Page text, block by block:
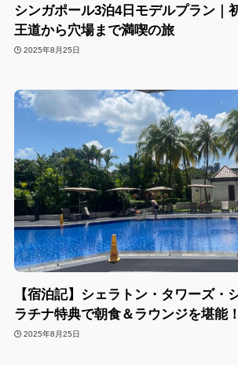
シンガポール3泊4日モデルプラン｜
王道から穴場まで満喫の旅
2025年8月25日
【宿泊記】シェラトン・タワーズ・
ラチナ特典で朝食＆ラウンジを堪能！
2025年8月25日